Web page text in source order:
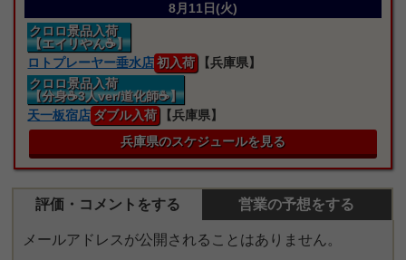
8月11日(火)
クロロ景品入荷
【エイリやん☕】
ロトプレーヤー垂水店 初入荷
【兵庫県】
クロロ景品入荷
【分身☕3人ver/道化師☕】
天一板宿店 ダブル入荷
【兵庫県】
兵庫県のスケジュールを見る
評価・コメントをする 営業の予想をする
メールアドレスが公開されることはありません。